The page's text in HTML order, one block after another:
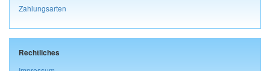
Zahlungsarten
Rechtliches